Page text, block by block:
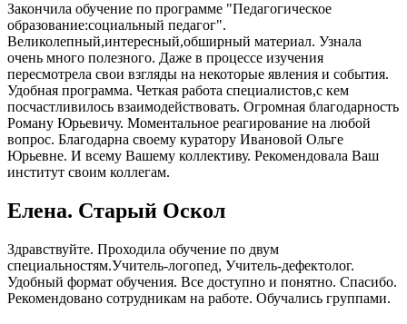
Закончила обучение по программе "Педагогическое
образование:социальный педагог".
Великолепный,интересный,обширный материал. Узнала
очень много полезного. Даже в процессе изучения
пересмотрела свои взгляды на некоторые явления и события.
Удобная программа. Четкая работа специалистов,с кем
посчастливилось взаимодействовать. Огромная благодарность
Роману Юрьевичу. Моментальное реагирование на любой
вопрос. Благодарна своему куратору Ивановой Ольге
Юрьевне. И всему Вашему коллективу. Рекомендовала Ваш
институт своим коллегам.
Елена. Старый Оскол
Здравствуйте. Проходила обучение по двум
специальностям.Учитель-логопед, Учитель-дефектолог.
Удобный формат обучения. Все доступно и понятно. Спасибо.
Рекомендовано сотрудникам на работе. Обучались группами.